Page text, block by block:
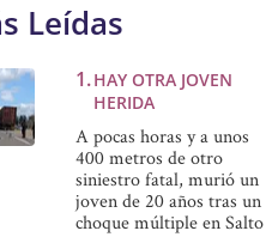
Leídas
HAY OTRA JOVEN
HERIDA
A pocas horas y a unos
400 metros de otro
siniestro fatal, murió un
joven de 20 años tras un
choque múltiple en Salto